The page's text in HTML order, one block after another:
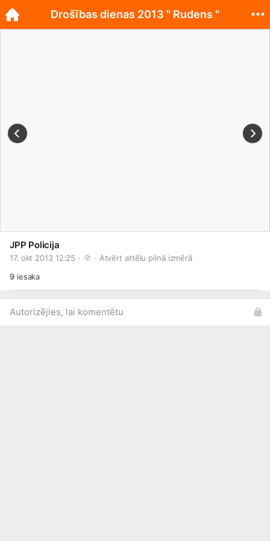
JPP Policija
17. okt 2013 12:25 · · Atvērt attēlu pilnā izmērā
9iesaka
Autorizējies, lai komentētu
Drošības dienas 2013 " Rudens "